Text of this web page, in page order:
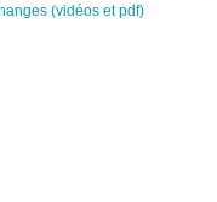
(vidéos et pdf)